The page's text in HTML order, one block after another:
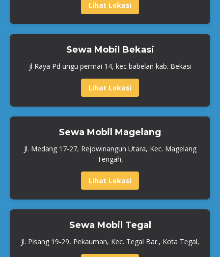
Lihat Lokasi
Sewa Mobil Bekasi
jl Raya Pd ungu permai 14, kec babelan kab. Bekasi
Lihat Lokasi
Sewa Mobil Magelang
Jl. Medang 17-27, Rejowinangun Utara, Kec. Magelang
Tengah,
Lihat Lokasi
Sewa Mobil Tegal
Jl. Pisang 19-29, Pekauman, Kec. Tegal Bar., Kota Tegal,